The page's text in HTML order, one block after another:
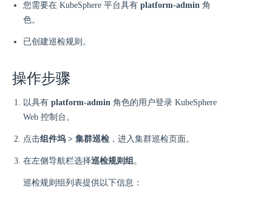
您需要在 KubeSphere 平台具有 platform-admin 角
色。
已创建巡检规则。
操作步骤
以具有 platform-admin 角色的用户登录 KubeSphere
Web 控制台。
点击组件坞 > 集群巡检 ，进入集群巡检页面。
在左侧导航栏选择巡检规则组。
巡检规则组列表提供以下信息：